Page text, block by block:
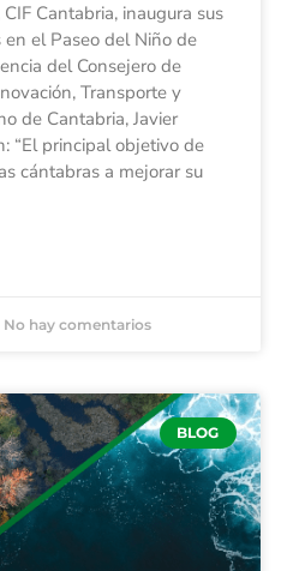
Cantabria, inaugura sus
el Paseo del Niño de
del Consejero de
Transporte y
de Cantabria, Javier
“El principal objetivo de
cántabras a mejorar su
No hay comentarios
BLOG